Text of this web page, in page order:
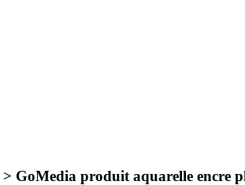
> GoMedia produit aquarelle